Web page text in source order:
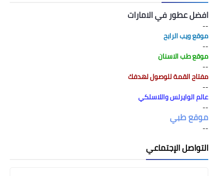
افضل عطور في الامارات
--
موقع ويب الرابح
--
موقع طب الاسنان
--
مفتاح القمة للوصول لهدفك
--
عالم الوايرلس واللاسلكي
--
موقع طبي
--
التواصل الإجتماعي